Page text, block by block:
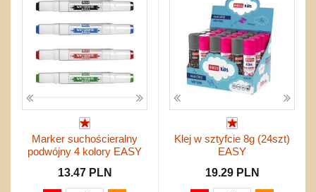
Marker suchościeralny
podwójny 4 kolory EASY
13.47 PLN
Klej w sztyfcie 8g (24szt)
EASY
19.29 PLN